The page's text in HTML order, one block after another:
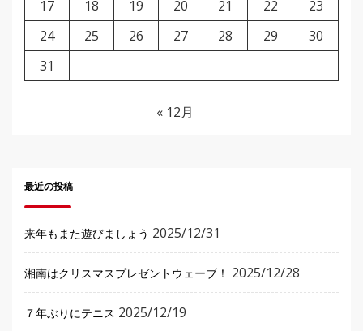
17
18 19 20 21 22
23
24
25 26 27 28 29
30
31
« 12月
最近の投稿
来年もまた遊びましょう 2025/12/31
湘南はクリスマスプレゼントウェーブ！ 2025/12/28
７年ぶりにテニス 2025/12/19